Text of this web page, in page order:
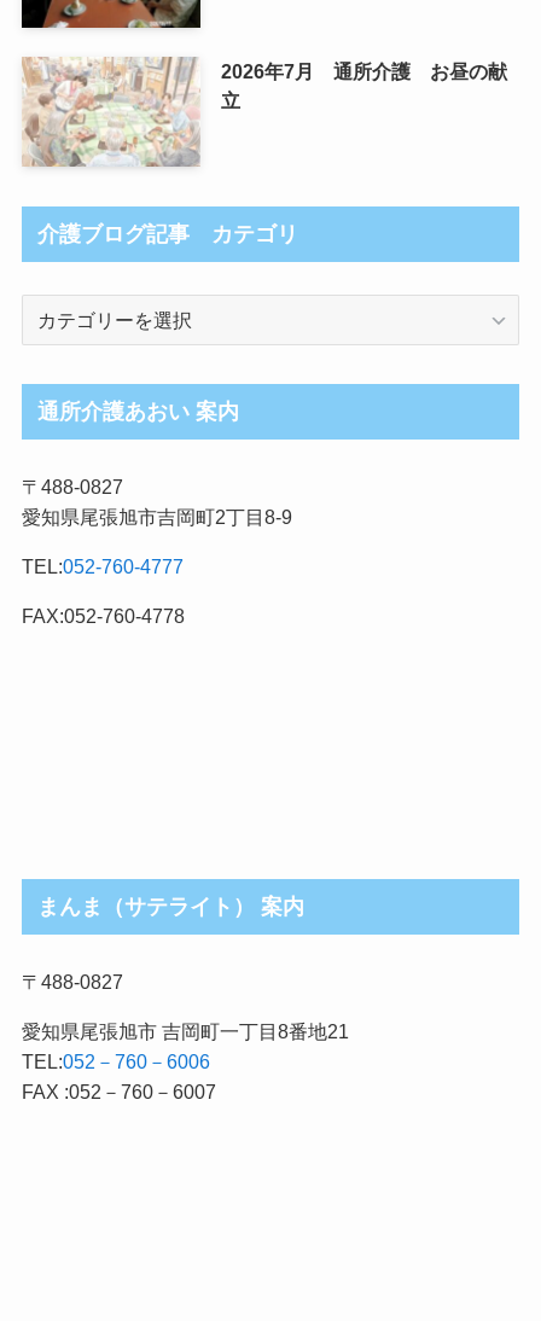
2026年7月 通所介護 お昼の献
立
介護ブログ記事 カテゴリ
ロ
グ
事
カ
ゴ
リ
通所介護あおい 案内
〒488-0827
愛知県尾張旭市吉岡町2丁目8-9
TEL:052-760-4777
FAX:052-760-4778
まんま（サテライト） 案内
〒488-0827
愛知県尾張旭市 吉岡町一丁目8番地21
TEL:052－760－6006
FAX :052－760－6007